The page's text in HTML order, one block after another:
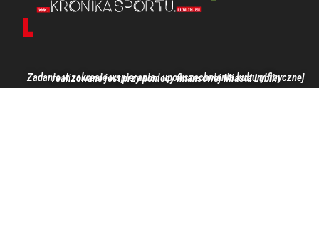
Zadanie w zakresie wspierania i upowszechniania kultury fizycznej realizowane jest przy pomocy finansowej Miasta Lublin